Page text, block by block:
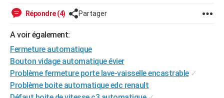
BRICOLAGE
Guides de France
Escapades
Patrimoine
Expositions
Musées
Week-end nature
+LIFESTYLE
Art de vivre
Bien-être
Loisirs
Mode
Modes de vie
SANTE
Alimentation
Guide de la santé
Maladies
Médicaments
Sommeil
VOYAGE
Répondre (4) Partager
A voir également:
Fermeture automatique
Bouton vidage automatique évier
Problème fermeture porte lave-vaisselle encastrable ✓
Problème boite automatique edc renault